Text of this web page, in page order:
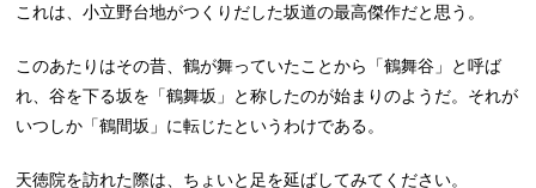
これは、小立野台地がつくりだした坂道の最高傑作だと思う。
このあたりはその昔、鶴が舞っていたことから「鶴舞谷」と呼ば
れ、谷を下る坂を「鶴舞坂」と称したのが始まりのようだ。それが
いつしか「鶴間坂」に転じたというわけである。
天徳院を訪れた際は、ちょいと足を延ばしてみてください。